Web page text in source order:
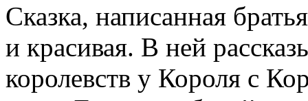
Сказка, написанная
и красивая. В ней
королевств у Короля с